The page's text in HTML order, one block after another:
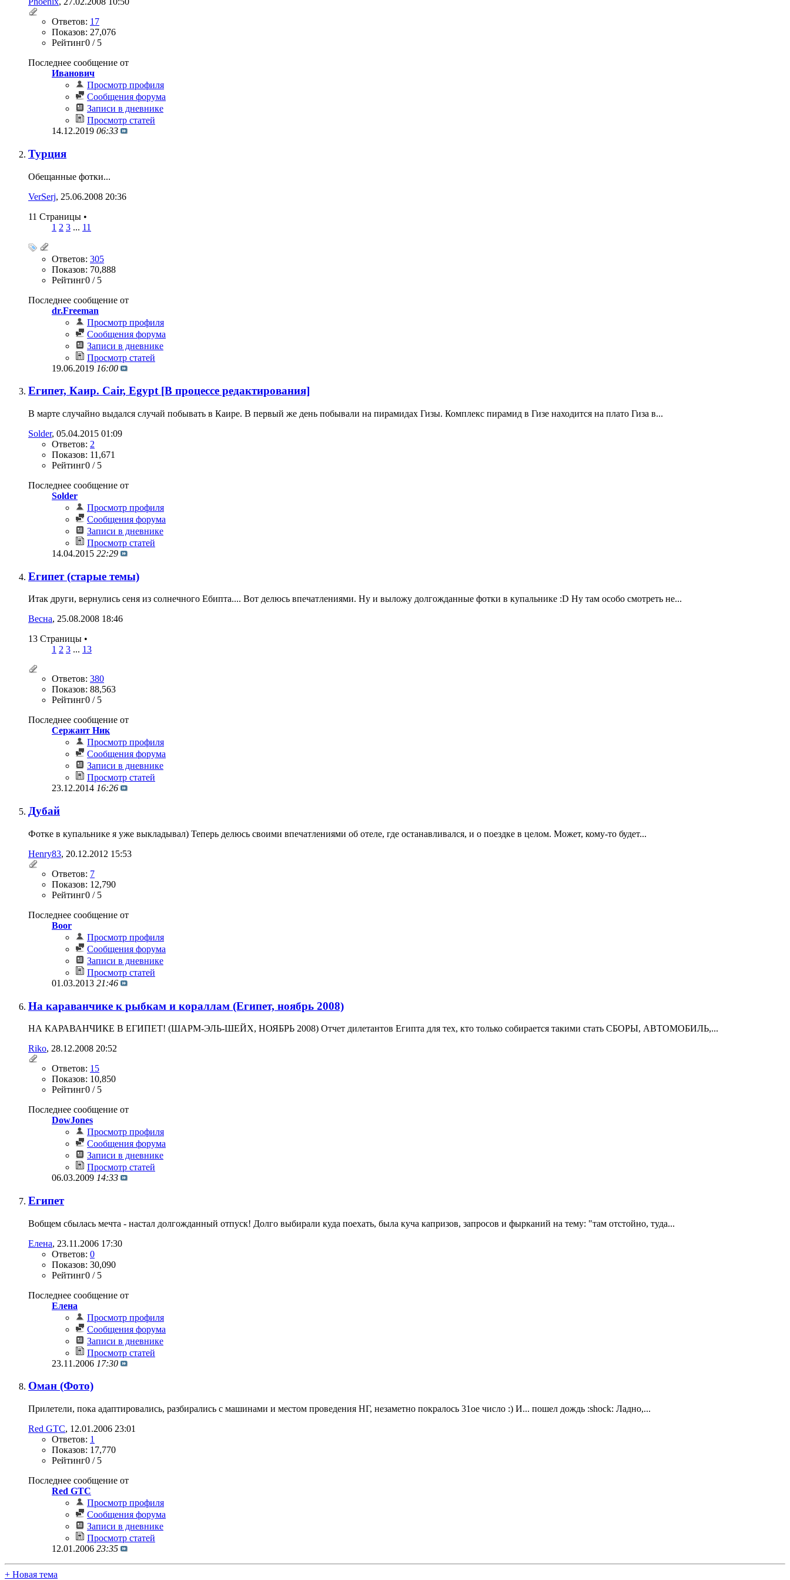
Ответов: 17
Показов: 27,076
Рейтинг0 / 5
Последнее сообщение от
Иванович
Просмотр профиля
Сообщения форума
Записи в дневнике
Просмотр статей
14.12.2019 06:33
Турция
Обещанные фотки...
VerSerj‎, 25.06.2008 20:36
11 Страницы •
1 2 3 ... 11
Ответов: 305
Показов: 70,888
Рейтинг0 / 5
Последнее сообщение от
dr.Freeman
Просмотр профиля
Сообщения форума
Записи в дневнике
Просмотр статей
19.06.2019 16:00
Египет, Каир. Cair, Egypt [В процессе редактирования]
В марте случайно выдался случай побывать в Каире. В первый же день побывали на пирамидах Гизы. Комплекс пирамид в Гизе находится на плато Гиза в...
Solder‎, 05.04.2015 01:09
Ответов: 2
Показов: 11,671
Рейтинг0 / 5
Последнее сообщение от
Solder
Просмотр профиля
Сообщения форума
Записи в дневнике
Просмотр статей
14.04.2015 22:29
Египет (старые темы)
Итак други, вернулись сеня из солнечного Ебипта.... Вот делюсь впечатлениями. Ну и выложу долгожданные фотки в купальнике :D Ну там особо смотреть не...
Весна‎, 25.08.2008 18:46
13 Страницы •
1 2 3 ... 13
Ответов: 380
Показов: 88,563
Рейтинг0 / 5
Последнее сообщение от
Сержант Ник
Просмотр профиля
Сообщения форума
Записи в дневнике
Просмотр статей
23.12.2014 16:26
Дубай
Фотке в купальнике я уже выкладывал) Теперь делюсь своими впечатлениями об отеле, где останавливался, и о поездке в целом. Может, кому-то будет...
Henry83‎, 20.12.2012 15:53
Ответов: 7
Показов: 12,790
Рейтинг0 / 5
Последнее сообщение от
Boor
Просмотр профиля
Сообщения форума
Записи в дневнике
Просмотр статей
01.03.2013 21:46
На караванчике к рыбкам и кораллам (Египет, ноябрь 2008)
НА КАРАВАНЧИКЕ В ЕГИПЕТ! (ШАРМ-ЭЛЬ-ШЕЙХ, НОЯБРЬ 2008) Отчет дилетантов Египта для тех, кто только собирается такими стать СБОРЫ, АВТОМОБИЛЬ,...
Riko‎, 28.12.2008 20:52
Ответов: 15
Показов: 10,850
Рейтинг0 / 5
Последнее сообщение от
DowJones
Просмотр профиля
Сообщения форума
Записи в дневнике
Просмотр статей
06.03.2009 14:33
Египет
Вобщем сбылась мечта - настал долгожданный отпуск! Долго выбирали куда поехать, была куча капризов, запросов и фырканий на тему: "там отстойно, туда...
Елена‎, 23.11.2006 17:30
Ответов: 0
Показов: 30,090
Рейтинг0 / 5
Последнее сообщение от
Елена
Просмотр профиля
Сообщения форума
Записи в дневнике
Просмотр статей
23.11.2006 17:30
Оман (Фото)
Прилетели, пока адаптировались, разбирались с машинами и местом проведения НГ, незаметно покралось 31ое число :) И... пошел дождь :shock: Ладно,...
Red GTC‎, 12.01.2006 23:01
Ответов: 1
Показов: 17,770
Рейтинг0 / 5
Последнее сообщение от
Red GTC
Просмотр профиля
Сообщения форума
Записи в дневнике
Просмотр статей
12.01.2006 23:35
+ Новая тема